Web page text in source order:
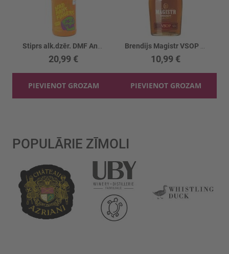
20,99 €
PIEVIENOT GROZAM
10,99 €
PIEVIENOT GROZAM
POPULĀRIE ZĪMOLI